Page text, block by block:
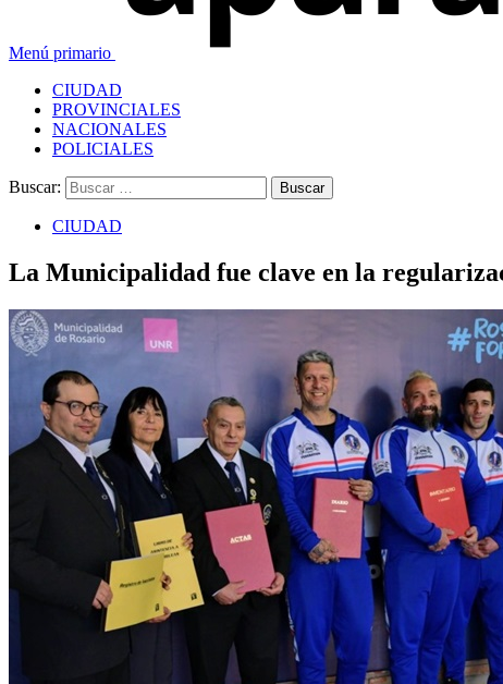
Menú primario
CIUDAD
PROVINCIALES
NACIONALES
POLICIALES
Buscar:
CIUDAD
La Municipalidad fue clave en la